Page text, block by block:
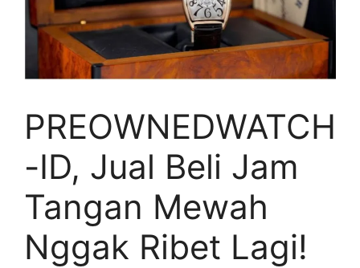
PREOWNEDWATCH
-ID, Jual Beli Jam
Tangan Mewah
Nggak Ribet Lagi!